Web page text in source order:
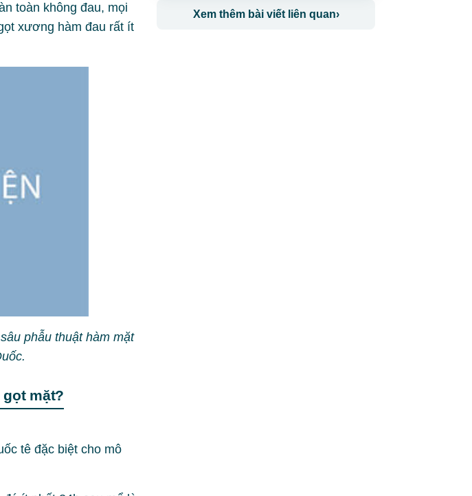
toàn không đau, mọi
xương hàm đau rất ít
phẫu thuật hàm mặt
mặt?
tê đặc biệt cho mô
Xem thêm bài viết liên quan›